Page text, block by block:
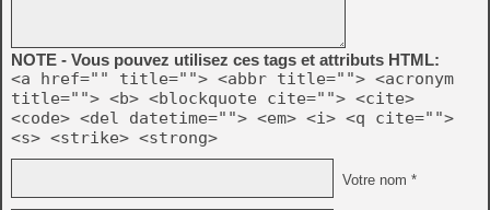
NOTE - Vous pouvez utilisez ces tags et attributs HTML:
<a href="" title=""> <abbr title=""> <acronym
title=""> <b> <blockquote cite=""> <cite>
<code> <del datetime=""> <em> <i> <q cite="">
<s> <strike> <strong>
Votre nom *